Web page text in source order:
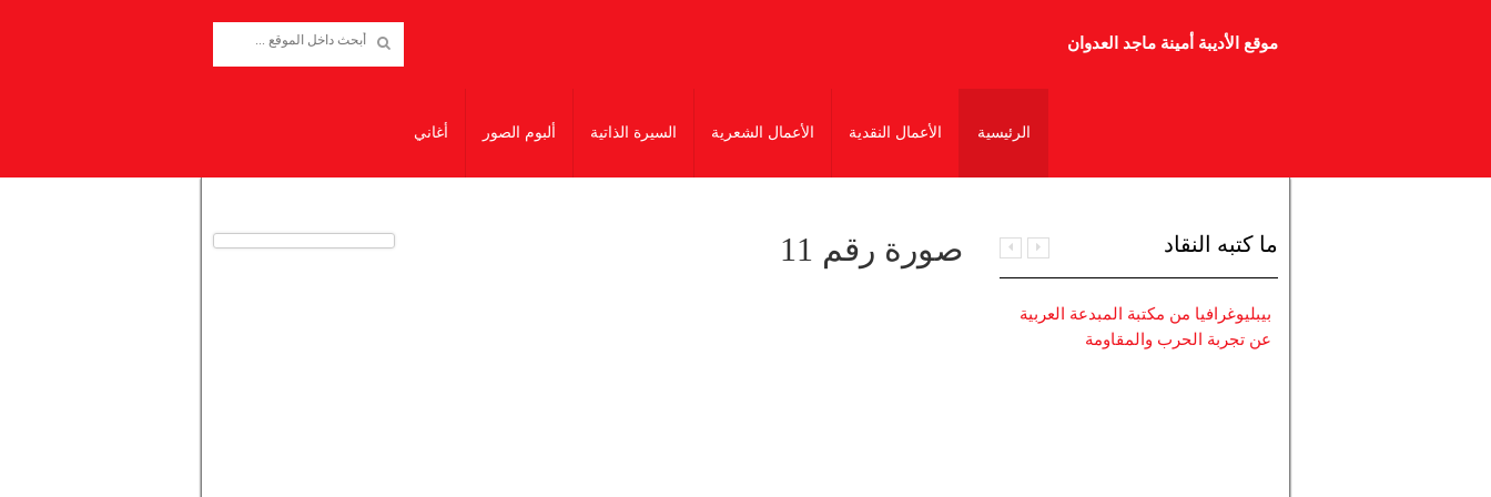
موقع الأديبة أمينة ماجد العدوان
الرئيسية الأعمال النقدية الأعمال الشعرية السيرة الذاتية ألبوم الصور أغاني
صورة رقم 11 ما كتبه النقاد
بيبليوغرافيا من مكتبة المبدعة العربية
عن تجربة الحرب والمقاومة